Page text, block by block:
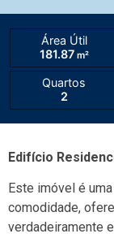
Área Útil
181.87m²
Quartos
2
Edifício
Este imóvel é
comodidade,
verdadeiramente